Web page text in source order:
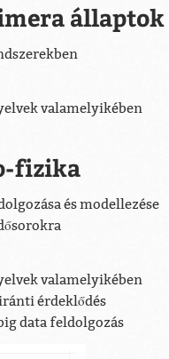
állaptok
valamelyikében
fizika
és modellezése
valamelyikében
érdeklődés
data feldolgozás